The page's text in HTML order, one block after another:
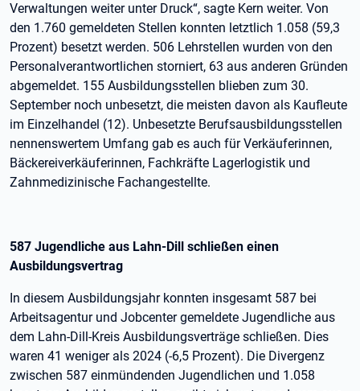
Verwaltungen weiter unter Druck“, sagte Kern weiter. Von
den 1.760 gemeldeten Stellen konnten letztlich 1.058 (59,3
Prozent) besetzt werden. 506 Lehrstellen wurden von den
Personalverantwortlichen storniert, 63 aus anderen Gründen
abgemeldet. 155 Ausbildungsstellen blieben zum 30.
September noch unbesetzt, die meisten davon als Kaufleute
im Einzelhandel (12). Unbesetzte Berufsausbildungsstellen
nennenswertem Umfang gab es auch für Verkäuferinnen,
Bäckereiverkäuferinnen, Fachkräfte Lagerlogistik und
Zahnmedizinische Fachangestellte.
587 Jugendliche aus Lahn-Dill schließen einen
Ausbildungsvertrag
In diesem Ausbildungsjahr konnten insgesamt 587 bei
Arbeitsagentur und Jobcenter gemeldete Jugendliche aus
dem Lahn-Dill-Kreis Ausbildungsverträge schließen. Dies
waren 41 weniger als 2024 (-6,5 Prozent). Die Divergenz
zwischen 587 einmündenden Jugendlichen und 1.058